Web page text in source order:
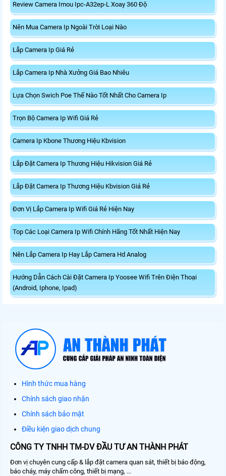
Review Camera Imou Ipc-A32ep-L Xoay 360 Độ
Nên Mua Camera Ip Ngoài Trời Loại Nào
Lắp Camera Ip Giá Rẻ
Lắp Camera Ip Nhà Xưởng Giá Bao Nhiêu
Lựa Chọn Swich Poe Thế Nào Tốt Nhất Cho Camera Ip
Trọn Bộ Camera Ip Wifi Giá Rẻ
Camera Ip Kbone Thương Hiệu Kbvision
Lắp Đặt Camera Ip Thương Hiệu Hikvision Giá Rẻ
Lắp Đặt Camera Ip Thương Hiệu Kbvision Giá Rẻ
Đơn Vị Lắp Camera Ip Wifi Giá Rẻ Hiện Nay
Top Các Loại Camera Ip Wifi Chính Hãng Tốt Nhất Hiện Nay
Nên Lắp Camera Ip Hay Lắp Camera Hd Analog
Hướng Dẫn Cách Cài Đặt Camera Ip Yoosee Wifi Trên Điện Thoại
(Android, Iphone, Ipad)
Hình thức mua hàng
Chính sách giao nhận
Chính sách bảo mật
Điều kiện giao dịch chung
CÔNG TY TNHH TM-DV ĐẦU TƯ AN THÀNH PHÁT
Đơn vị chuyên cung cấp & lắp đặt camera quan sát, thiết bị báo động,
báo cháy, máy chấm công, thiết bị mạng, ...